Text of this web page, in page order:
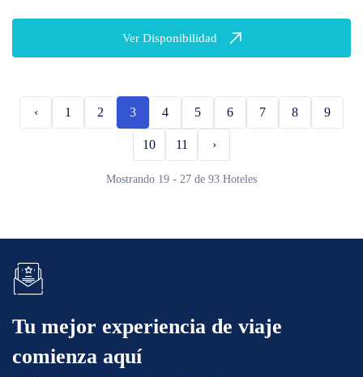
Ver Disponibilidad
‹ 1 2 3 4 5 6 7 8 9
10 11 ›
Mostrando 19 - 27 de 93 Hoteles
Tu mejor experiencia de viaje
comienza aquí